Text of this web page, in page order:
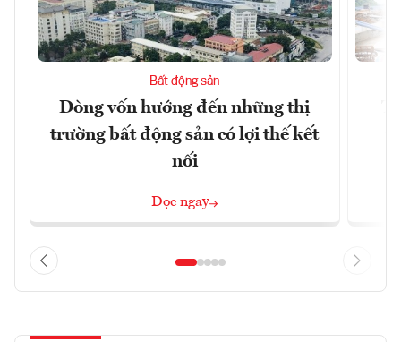
Bất động sản
Dòng vốn hướng đến những thị
trường bất động sản có lợi thế kết
nối
Đọc ngay